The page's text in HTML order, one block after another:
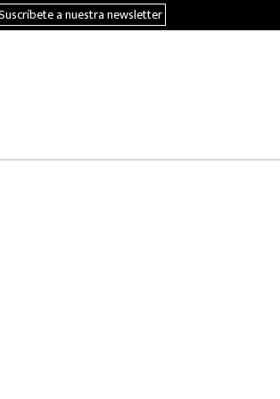
a nuestra newsletter